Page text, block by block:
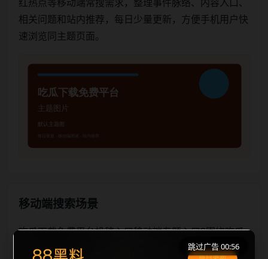
红热点等移动端常搜需求，整理事件脉络、内容入口、
相关问题和站内推荐，每日少量更新，方便手机用户快
速浏览同主题页面。
移动端搜索场景
吃瓜下载免费平台投稿入口移动端专题入口2围绕吃瓜
下载免费平台和投稿入口展开，适合移动端用户在短时
跳过广告 00:56